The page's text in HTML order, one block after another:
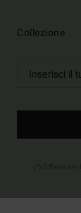
Collezione